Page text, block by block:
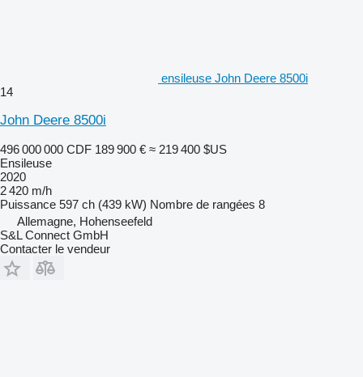
ensileuse John Deere 8500i
14
John Deere 8500i
496 000 000 CDF 189 900 € ≈ 219 400 $US
Ensileuse
2020
2 420 m/h
Puissance 597 ch (439 kW) Nombre de rangées 8
Allemagne, Hohenseefeld
S&L Connect GmbH
Contacter le vendeur